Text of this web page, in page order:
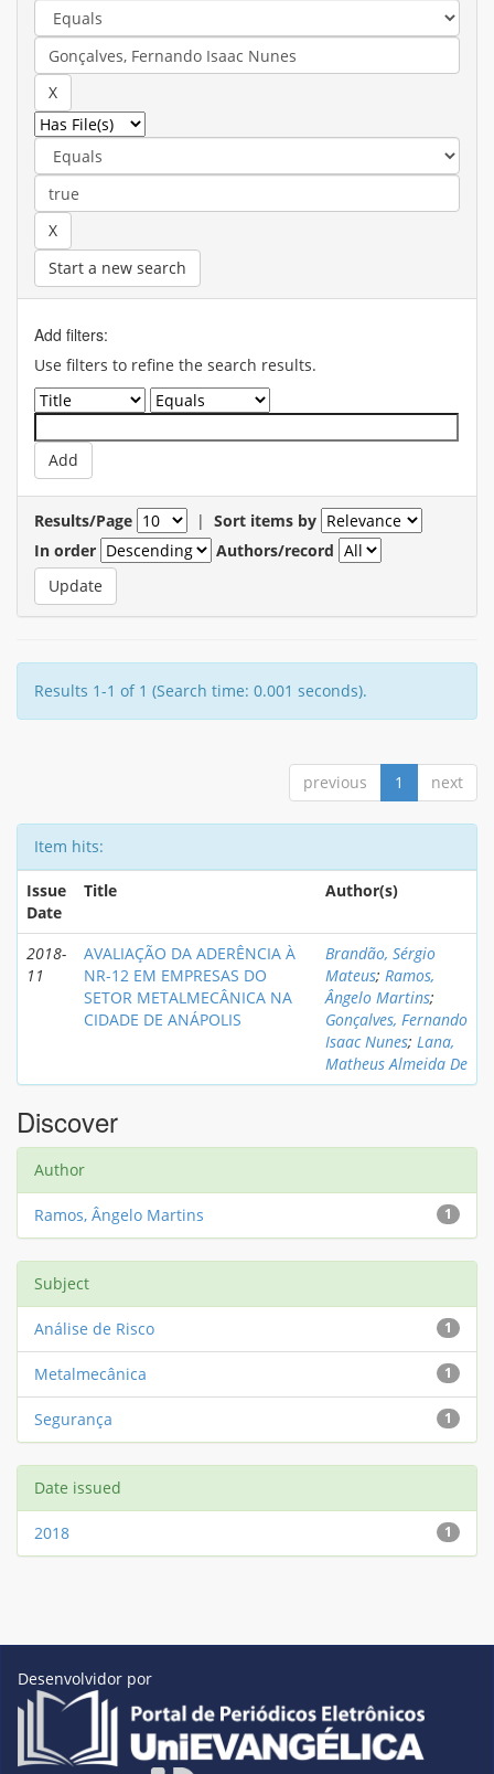
Start a new search
Add filters:
Use filters to refine the search results.
Results/Page | Sort items by
In order
Authors/record
Results 1-1 of 1 (Search time: 0.001 seconds).
previous 1 next
Item hits:
Issue
Date
Title Author(s)
2018-
11
AVALIAÇÃO DA ADERÊNCIA À
NR-12 EM EMPRESAS DO
SETOR METALMECÂNICA NA
CIDADE DE ANÁPOLIS
Brandão, Sérgio
Mateus; Ramos,
Ângelo Martins;
Gonçalves, Fernando
Isaac Nunes; Lana,
Matheus Almeida De
Discover
Author
1
Ramos, Ângelo Martins
Subject
1
Análise de Risco
1
Metalmecânica
1
Segurança
Date issued
1
2018
Desenvolvidor por